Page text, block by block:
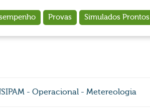
Provas Simulados Prontos
- Operacional - Metereologia